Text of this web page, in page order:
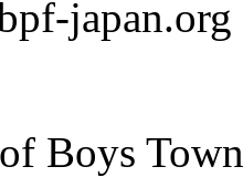
japan.org
Boys